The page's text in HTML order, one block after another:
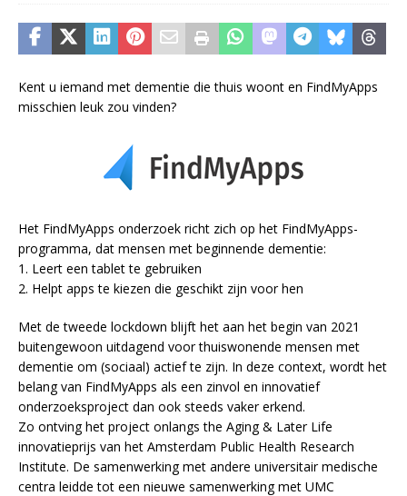
Kent u iemand met dementie die thuis woont en FindMyApps
misschien leuk zou vinden?
Het FindMyApps onderzoek richt zich op het FindMyApps-
programma, dat mensen met beginnende dementie:
1. Leert een tablet te gebruiken
2. Helpt apps te kiezen die geschikt zijn voor hen
Met de tweede lockdown blijft het aan het begin van 2021
buitengewoon uitdagend voor thuiswonende mensen met
dementie om (sociaal) actief te zijn. In deze context, wordt het
belang van FindMyApps als een zinvol en innovatief
onderzoeksproject dan ook steeds vaker erkend.
Zo ontving het project onlangs the Aging & Later Life
innovatieprijs van het Amsterdam Public Health Research
Institute. De samenwerking met andere universitair medische
centra leidde tot een nieuwe samenwerking met UMC